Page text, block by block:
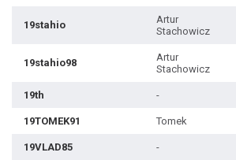
19stahio
Artur
Stachowicz
19stahio98
Artur
Stachowicz
19th -
19TOMEK91 Tomek
19VLAD85 -